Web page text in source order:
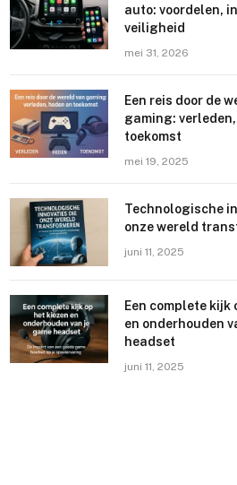
auto: voordelen,
veiligheid
mei 31, 2026
Een reis door de
gaming:
toekomst
mei 19, 2025
Technologische
onze wereld
juni 11, 2025
Een complete kijk
en onderhouden
headset
juni 11, 2025